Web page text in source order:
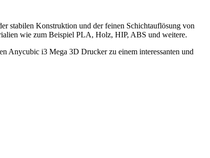
stabilen Konstruktion und der feinen Schichtauflösung von
wie zum Beispiel PLA, Holz, HIP, ABS und weitere.
Anycubic i3 Mega 3D Drucker zu einem interessanten und